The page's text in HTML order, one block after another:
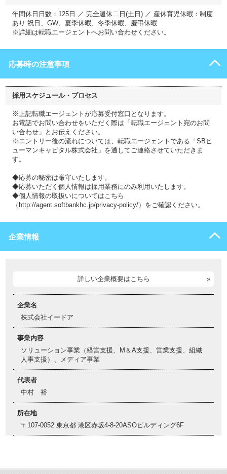
年間休日日数：125日 ／ 完全週休二日(土日) ／ 産休育児休暇：制度
あり 祝日、GW、夏季休暇、冬季休暇、慶弔休暇
※詳細は転職エージェントへお問い合わせください。
応募時の注意事項
採用スケジュール・プロセス
※上記転職エージェントが応募受付窓口となります。
お電話でお問い合わせをいただく際は「転職エージェント宛のお問
い合わせ」とお伝えください。
※エントリー後の流れについては、転職エージェントである「SBヒ
ューマンキャピタル株式会社」を通してご連絡させていただきま
す。
◆応募の秘密は厳守いたします。
◆応募いただく個人情報は採用業務にのみ利用いたします。
◆個人情報の取扱いについてはこちら
（http://agent.softbankhc.jp/privacy-policy/）をご確認ください。
企業情報
詳しい企業概要はこちら
企業名
株式会社イードア
事業内容
ソリューション事業（経営支援、M＆A支援、営業支援、組織
人事支援）、メディア事業
代表者
中村 裕
所在地
〒107-0052 東京都 港区赤坂4-8-20ASOビルディング6F